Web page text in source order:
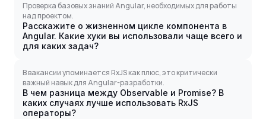
Проверка базовых знаний Angular, необходимых для работы
над проектом.
Расскажите о жизненном цикле компонента в
Angular. Какие хуки вы использовали чаще всего и
для каких задач?
В вакансии упоминается RxJS как плюс, это критически
важный навык для Angular-разработки.
В чем разница между Observable и Promise? В
каких случаях лучше использовать RxJS
операторы?